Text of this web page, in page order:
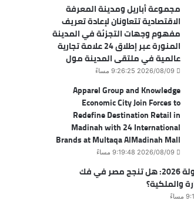
مجموعة أباريل ومدينة المعرفة
الاقتصادية تتعاونان لإعادة تعريف
مفهوم وجهات التجزئة في المدينة
المنورة عبر إطلاق 24 علامة تجارية
عالمية في ملتقى المدينة مول
2026/08/09 9:26:25 مساءً
Apparel Group and Knowledge
Economic City Join Forces to
Redefine Destination Retail in
Madinah with 24 International
Brands at Multaqa AlMadinah Mall
2026/08/09 9:19:48 مساءً
وثيقة ملكية الدولة 2026: هل تنجح مصر في فك
والملكية؟